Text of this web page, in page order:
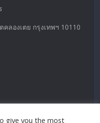
ลองเตย กรุงเทพฯ 10110
give you the most